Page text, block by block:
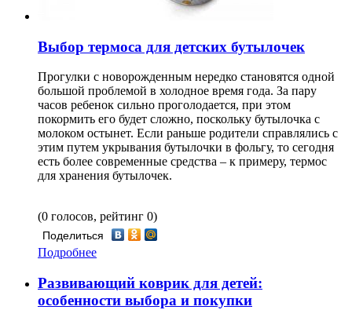
Выбор термоса для детских бутылочек
Прогулки с новорожденным нередко становятся одной
большой проблемой в холодное время года. За пару
часов ребенок сильно проголодается, при этом
покормить его будет сложно, поскольку бутылочка с
молоком остынет. Если раньше родители справлялись с
этим путем укрывания бутылочки в фольгу, то сегодня
есть более современные средства – к примеру, термос
для хранения бутылочек.
(0 голосов, рейтинг 0)
Поделиться
Подробнее
Развивающий коврик для детей:
особенности выбора и покупки